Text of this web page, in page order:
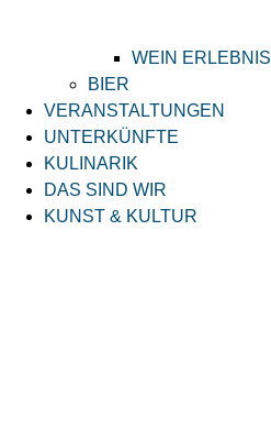
WEIN ERLEBNIS
BIER
VERANSTALTUNGEN
UNTERKÜNFTE
KULINARIK
DAS SIND WIR
KUNST & KULTUR